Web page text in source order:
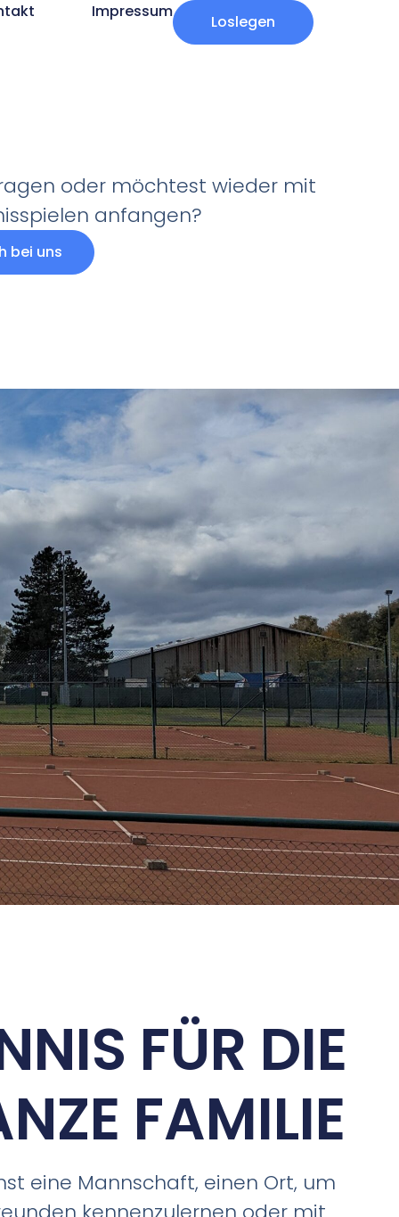
Impressum
Loslegen
oder möchtest wieder mit
anfangen?
bei uns
FÜR DIE
FAMILIE
eine Mannschaft, einen Ort, um